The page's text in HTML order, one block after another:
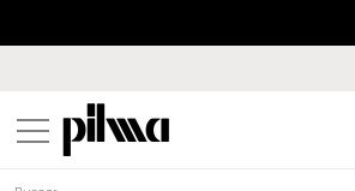
pilma